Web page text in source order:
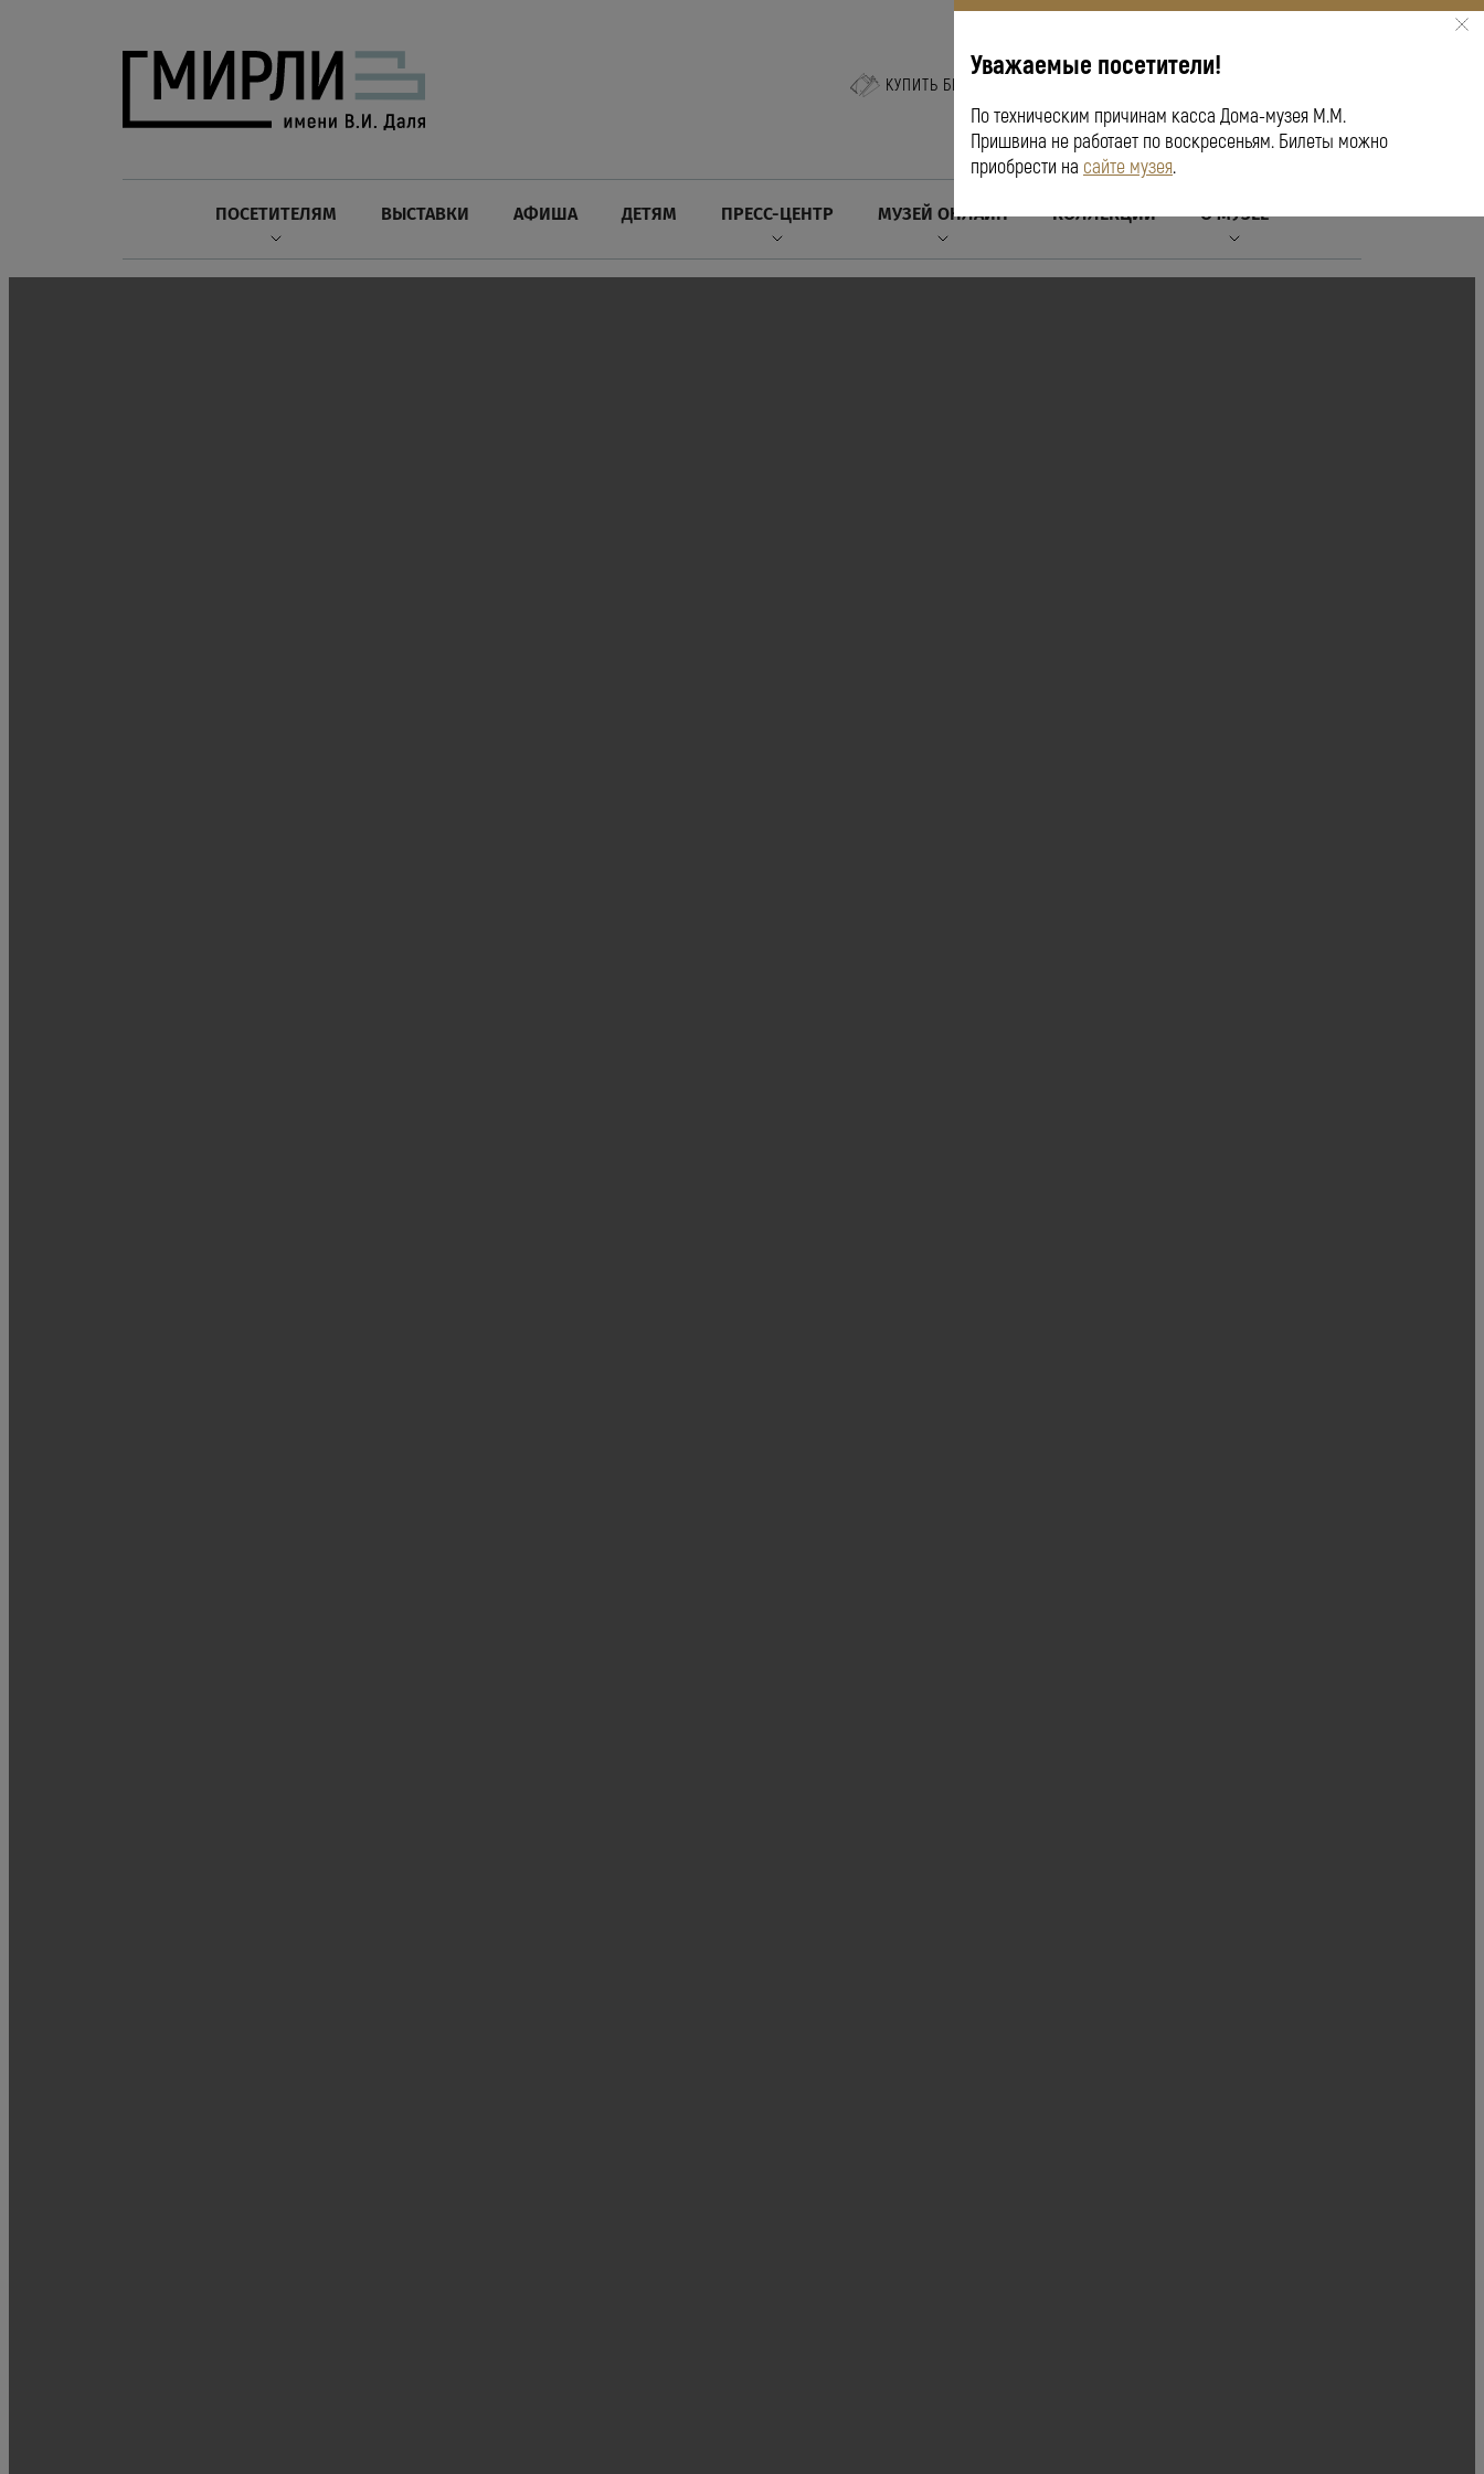
КУПИТЬ БИЛЕТ
ПОСЕТИТЕЛЯМ ВЫСТАВКИ АФИША ДЕТЯМ ПРЕСС-ЦЕНТР МУЗЕЙ ОНЛАЙН КОЛЛЕКЦИИ О МУЗЕЕ
Уважаемые посетители!
По техническим причинам касса Дома-музея М.М.
Пришвина не работает по воскресеньям. Билеты можно
приобрести на сайте музея.